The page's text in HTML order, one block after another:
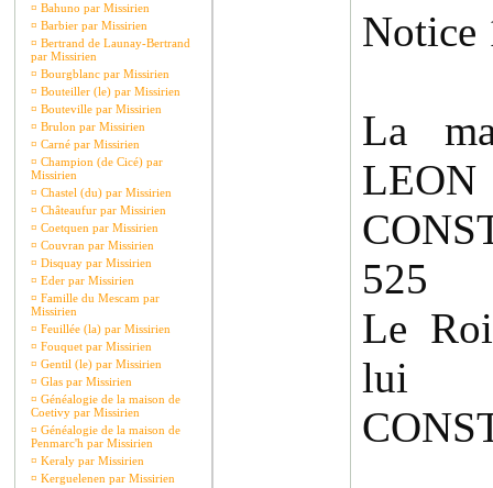
¤ Bahuno par Missirien
¤ Barbier par Missirien
¤ Bertrand de Launay-Bertrand
par Missirien
¤ Bourgblanc par Missirien
¤ Bouteiller (le) par Missirien
¤ Bouteville par Missirien
¤ Brulon par Missirien
¤ Carné par Missirien
¤ Champion (de Cicé) par
Missirien
¤ Chastel (du) par Missirien
¤ Châteaufur par Missirien
¤ Coetquen par Missirien
¤ Couvran par Missirien
¤ Disquay par Missirien
¤ Eder par Missirien
¤ Famille du Mescam par
Missirien
¤ Feuillée (la) par Missirien
¤ Fouquet par Missirien
¤ Gentil (le) par Missirien
¤ Glas par Missirien
¤ Généalogie de la maison de
Coetivy par Missirien
¤ Généalogie de la maison de
Penmarc'h par Missirien
¤ Keraly par Missirien
¤ Kerguelenen par Missirien
Notice
La
525
Le
lui